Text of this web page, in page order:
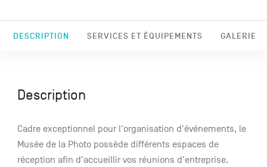
DESCRIPTION SERVICES ET ÉQUIPEMENTS GALERIE
Description
Cadre exceptionnel pour l'organisation d'événements, le
Musée de la Photo possède différents espaces de
réception afin d'accueillir vos réunions d'entreprise.